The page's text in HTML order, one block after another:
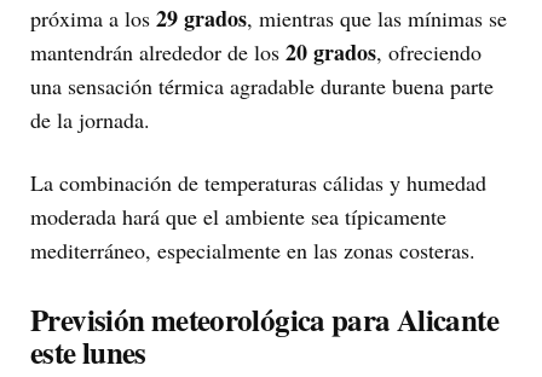
próxima a los 29 grados, mientras que las mínimas se
mantendrán alrededor de los 20 grados, ofreciendo
una sensación térmica agradable durante buena parte
de la jornada.
La combinación de temperaturas cálidas y humedad
moderada hará que el ambiente sea típicamente
mediterráneo, especialmente en las zonas costeras.
Previsión meteorológica para Alicante
este lunes